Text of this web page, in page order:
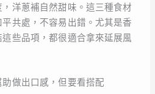
洋蔥補自然甜味。這三種食材
共處，不容易出錯。尤其是香
些品項，都很適合拿來延展風
做出口感，但要看搭配